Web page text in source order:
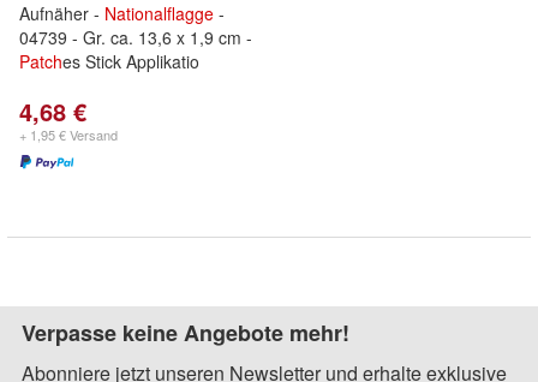
Aufnäher - Nationalflagge -
04739 - Gr. ca. 13,6 x 1,9 cm -
Patches Stick Applikatio
4,68 €
+ 1,95 € Versand
Verpasse keine Angebote mehr!
Abonniere jetzt unseren Newsletter und erhalte exklusive